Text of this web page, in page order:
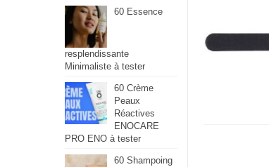
60 Essence
resplendissante
Minimaliste à tester
60 Crème
Peaux
Réactives
ENOCARE
PRO ENO à tester
60 Shampoing